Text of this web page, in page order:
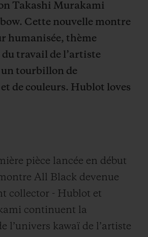
Takashi Murakami
Cette nouvelle montre
humanisée, thème
travail de l’artiste
tourbillon de
de couleurs. Hublot loves
pièce lancée en début
All Black devenue
collector - Hublot et
continuent la
l’univers kawaï de l’artiste
NOUS CONTACTER